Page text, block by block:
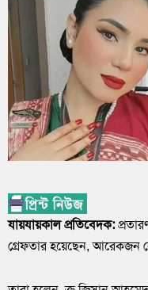
যায়যায়কাল প্রতিবেদক:
গ্রেফতার হয়েছেন, আরেকজন